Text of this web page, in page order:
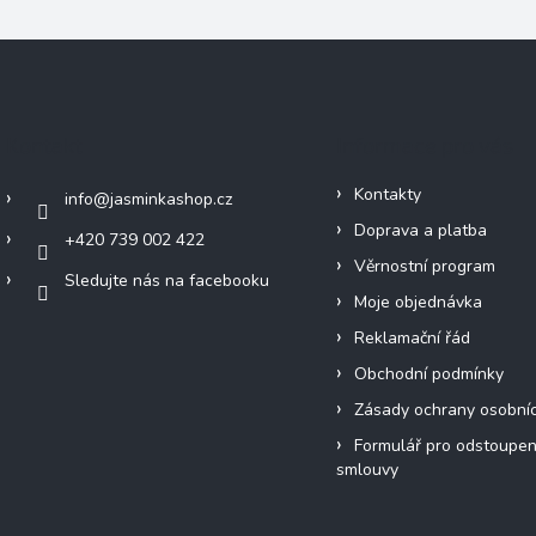
info@jasminkashop.cz
+420 739 002 422
Sledujte nás na facebooku
Kontakty
Doprava a platba
Věrnostní program
Moje objednávka
Reklamační řád
Obchodní podmínky
Zásady ochrany
Formulář pro
smlouvy